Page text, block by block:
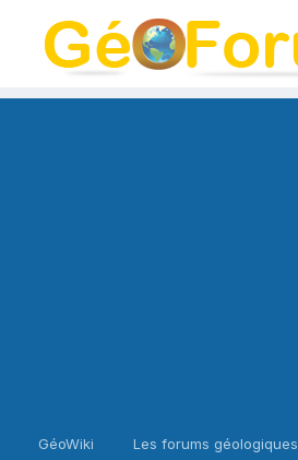
GéoWiki Les forums géologiques